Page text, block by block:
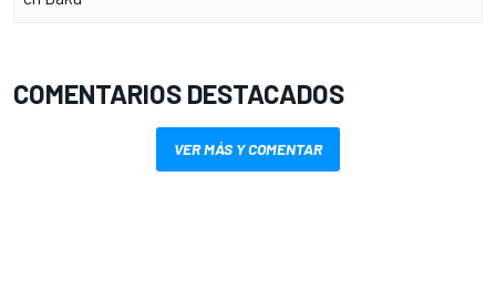
COMENTARIOS DESTACADOS
VER MÁS Y COMENTAR